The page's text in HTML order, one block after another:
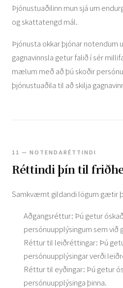
Þjónustuaðilinn mun sjá um
og skattatengd mál.
Þjónusta okkar þjónar notendum
gagnavinnsla getur falið í sér
mælum með að þú skoðir
þjónustuaðila til að skilja
11 — NOTENDARÉTTINDI
Réttindi þín til
Samkvæmt gildandi lögum gætir
Aðgangsréttur: Þú getur
persónuupplýsingum sem við
Réttur til leiðréttingar: Þú
persónuupplýsingar verði
Réttur til eyðingar: Þú getur
persónuupplýsinga þinna.